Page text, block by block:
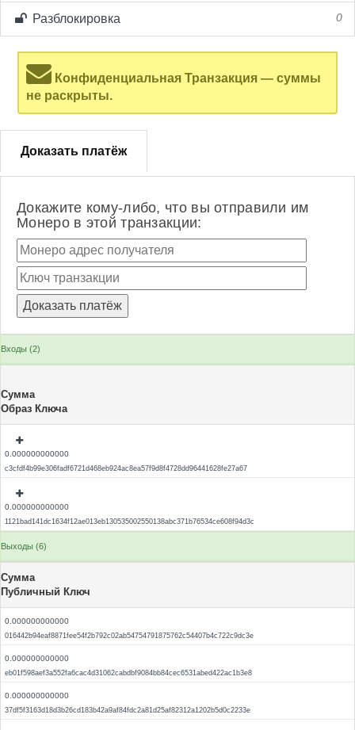
Разблокировка 0
Конфиденциальная Транзакция — суммы
не раскрыты.
Доказать платёж
Докажите кому-либо, что вы отправили им
Монеро в этой транзакции:
Входы (2)
Сумма
Образ Ключа
0.000000000000
c3cfdf4b99e306fadf6721d468eb924ac8ea57f9d8f4728dd96441628fe27a67
0.000000000000
1121bad141dc1634f12ae013eb130535002550138abc371b76534ce608f94d3c
Выходы (6)
Сумма
Публичный Ключ
0.000000000000
016442b94eaf8871fee54f2b792c02ab54754791875762c54407b4c722c9dc3e
0.000000000000
eb01f598aef3a552fa6cac4d31062cabdbf9084bb84cec6531abed422ac1b3e8
0.000000000000
37df5f3163d18d3b26cd183b42a9af84fdc2a81d25af82312a1202b5d0c2233e